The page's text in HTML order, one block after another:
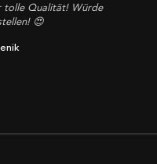
tolle Qualität! Würde
😍